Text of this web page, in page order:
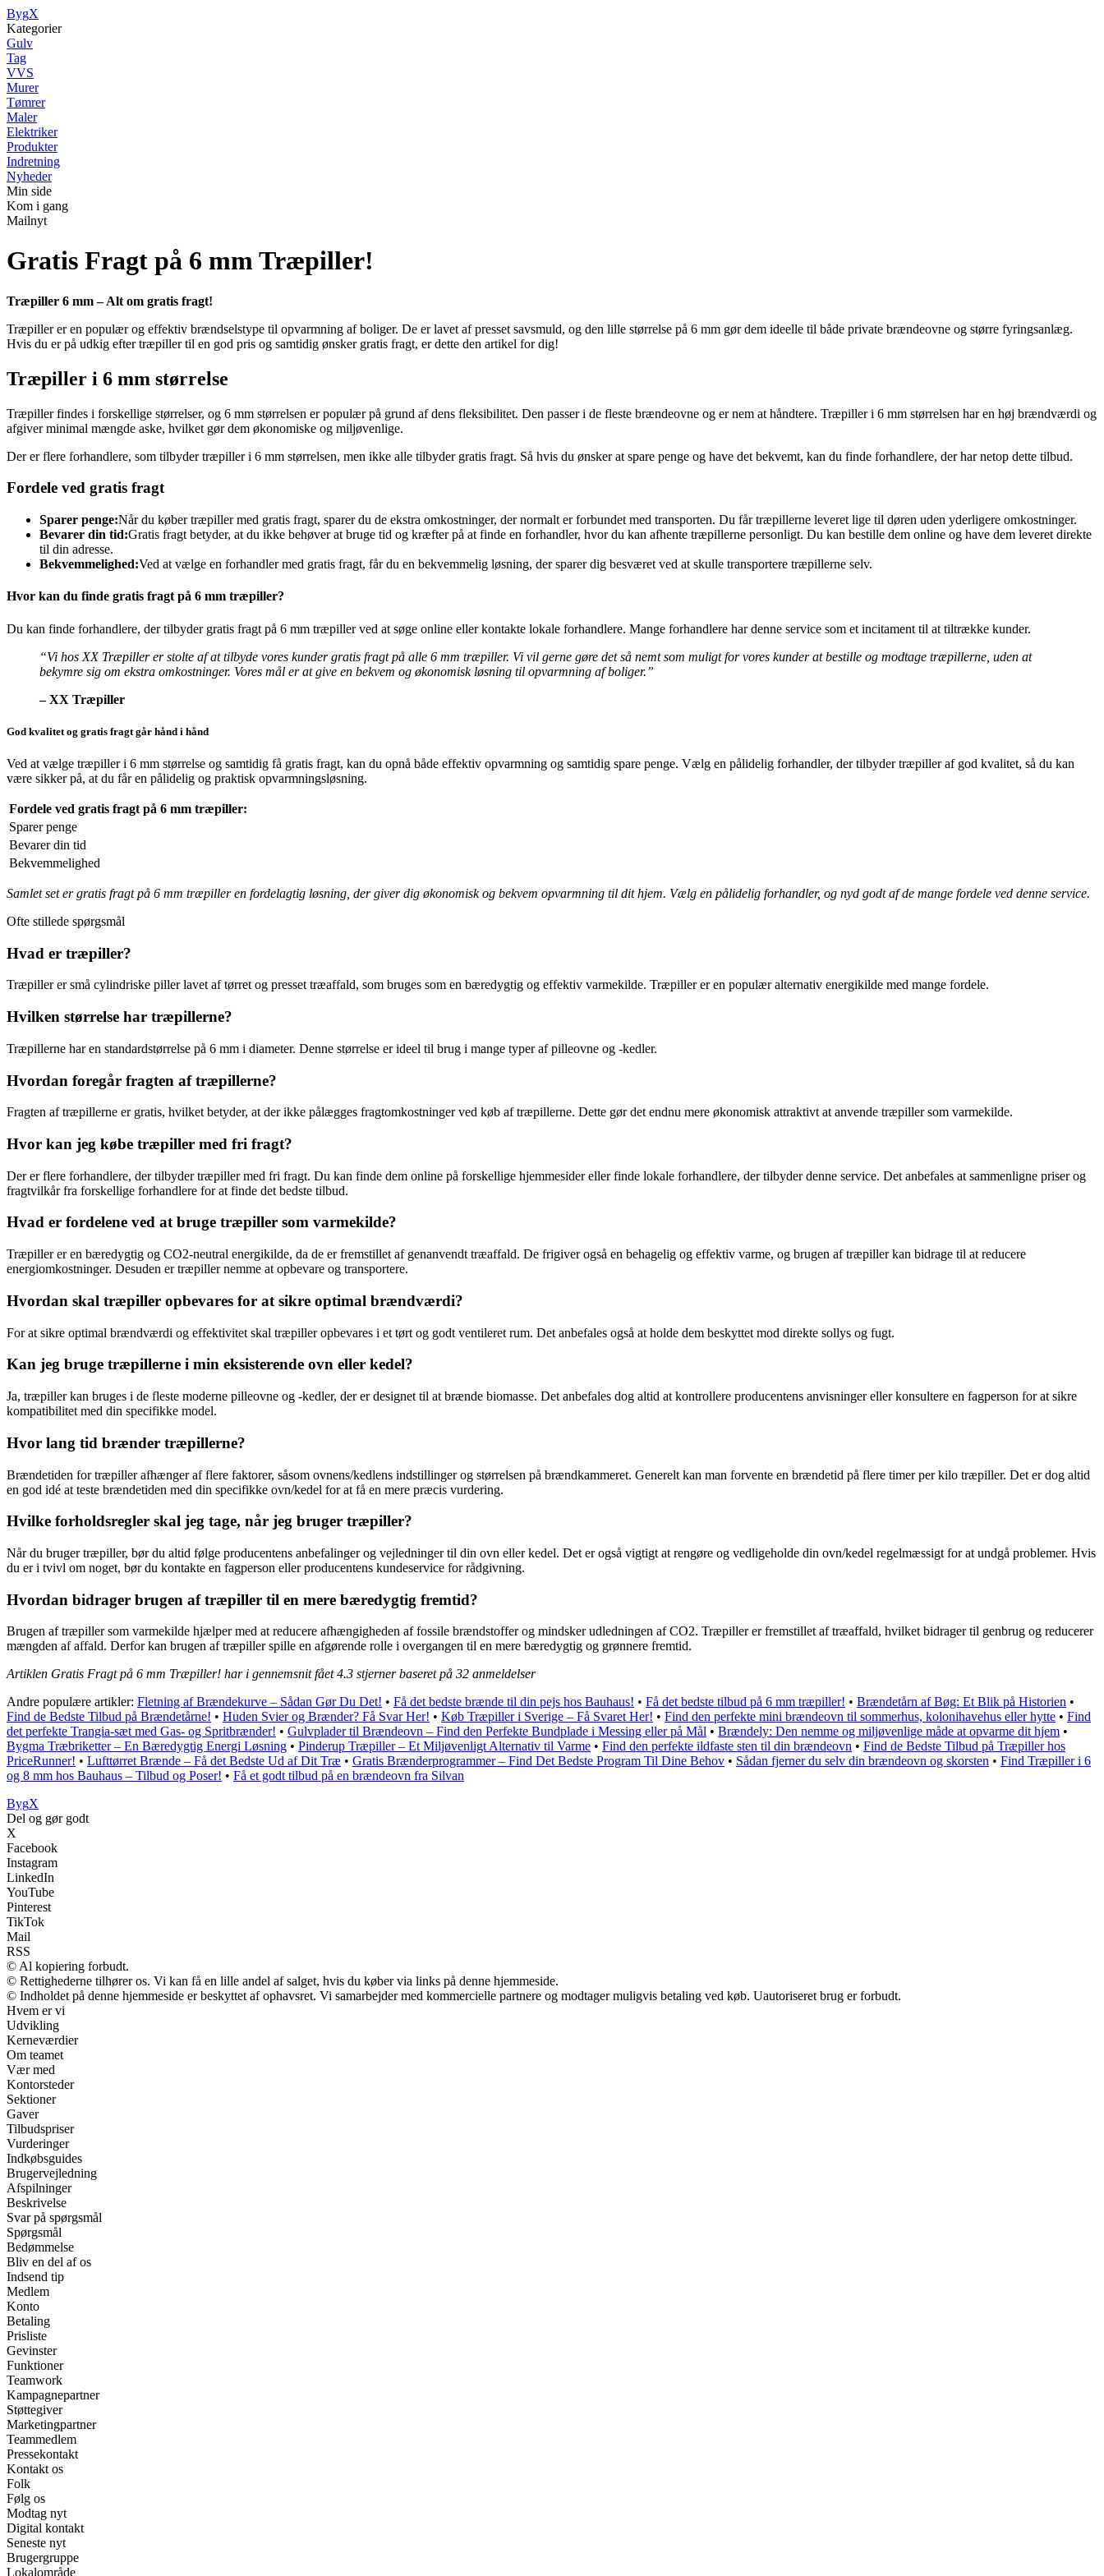
BygX
Kategorier
Gulv
Tag
VVS
Murer
Tømrer
Maler
Elektriker
Produkter
Indretning
Nyheder
Min side
Kom i gang
Mailnyt
Gratis Fragt på 6 mm Træpiller!
Træpiller 6 mm – Alt om gratis fragt!
Træpiller er en populær og effektiv brændselstype til opvarmning af boliger. De er lavet af presset savsmuld, og den lille størrelse på 6 mm gør dem ideelle til både private brændeovne og større fyringsanlæg.
Hvis du er på udkig efter træpiller til en god pris og samtidig ønsker gratis fragt, er dette den artikel for dig!
Træpiller i 6 mm størrelse
Træpiller findes i forskellige størrelser, og 6 mm størrelsen er populær på grund af dens fleksibilitet. Den passer i de fleste brændeovne og er nem at håndtere. Træpiller i 6 mm størrelsen har en høj brændværdi og
afgiver minimal mængde aske, hvilket gør dem økonomiske og miljøvenlige.
Der er flere forhandlere, som tilbyder træpiller i 6 mm størrelsen, men ikke alle tilbyder gratis fragt. Så hvis du ønsker at spare penge og have det bekvemt, kan du finde forhandlere, der har netop dette tilbud.
Fordele ved gratis fragt
Sparer penge:Når du køber træpiller med gratis fragt, sparer du de ekstra omkostninger, der normalt er forbundet med transporten. Du får træpillerne leveret lige til døren uden yderligere omkostninger.
Bevarer din tid:Gratis fragt betyder, at du ikke behøver at bruge tid og kræfter på at finde en forhandler, hvor du kan afhente træpillerne personligt. Du kan bestille dem online og have dem leveret direkte
til din adresse.
Bekvemmelighed:Ved at vælge en forhandler med gratis fragt, får du en bekvemmelig løsning, der sparer dig besværet ved at skulle transportere træpillerne selv.
Hvor kan du finde gratis fragt på 6 mm træpiller?
Du kan finde forhandlere, der tilbyder gratis fragt på 6 mm træpiller ved at søge online eller kontakte lokale forhandlere. Mange forhandlere har denne service som et incitament til at tiltrække kunder.
“Vi hos XX Træpiller er stolte af at tilbyde vores kunder gratis fragt på alle 6 mm træpiller. Vi vil gerne gøre det så nemt som muligt for vores kunder at bestille og modtage træpillerne, uden at
bekymre sig om ekstra omkostninger. Vores mål er at give en bekvem og økonomisk løsning til opvarmning af boliger.”
– XX Træpiller
God kvalitet og gratis fragt går hånd i hånd
Ved at vælge træpiller i 6 mm størrelse og samtidig få gratis fragt, kan du opnå både effektiv opvarmning og samtidig spare penge. Vælg en pålidelig forhandler, der tilbyder træpiller af god kvalitet, så du kan
være sikker på, at du får en pålidelig og praktisk opvarmningsløsning.
Fordele ved gratis fragt på 6 mm træpiller:
Sparer penge
Bevarer din tid
Bekvemmelighed
Samlet set er gratis fragt på 6 mm træpiller en fordelagtig løsning, der giver dig økonomisk og bekvem opvarmning til dit hjem. Vælg en pålidelig forhandler, og nyd godt af de mange fordele ved denne service.
Ofte stillede spørgsmål
Hvad er træpiller?
Træpiller er små cylindriske piller lavet af tørret og presset træaffald, som bruges som en bæredygtig og effektiv varmekilde. Træpiller er en populær alternativ energikilde med mange fordele.
Hvilken størrelse har træpillerne?
Træpillerne har en standardstørrelse på 6 mm i diameter. Denne størrelse er ideel til brug i mange typer af pilleovne og -kedler.
Hvordan foregår fragten af træpillerne?
Fragten af træpillerne er gratis, hvilket betyder, at der ikke pålægges fragtomkostninger ved køb af træpillerne. Dette gør det endnu mere økonomisk attraktivt at anvende træpiller som varmekilde.
Hvor kan jeg købe træpiller med fri fragt?
Der er flere forhandlere, der tilbyder træpiller med fri fragt. Du kan finde dem online på forskellige hjemmesider eller finde lokale forhandlere, der tilbyder denne service. Det anbefales at sammenligne priser og
fragtvilkår fra forskellige forhandlere for at finde det bedste tilbud.
Hvad er fordelene ved at bruge træpiller som varmekilde?
Træpiller er en bæredygtig og CO2-neutral energikilde, da de er fremstillet af genanvendt træaffald. De frigiver også en behagelig og effektiv varme, og brugen af træpiller kan bidrage til at reducere
energiomkostninger. Desuden er træpiller nemme at opbevare og transportere.
Hvordan skal træpiller opbevares for at sikre optimal brændværdi?
For at sikre optimal brændværdi og effektivitet skal træpiller opbevares i et tørt og godt ventileret rum. Det anbefales også at holde dem beskyttet mod direkte sollys og fugt.
Kan jeg bruge træpillerne i min eksisterende ovn eller kedel?
Ja, træpiller kan bruges i de fleste moderne pilleovne og -kedler, der er designet til at brænde biomasse. Det anbefales dog altid at kontrollere producentens anvisninger eller konsultere en fagperson for at sikre
kompatibilitet med din specifikke model.
Hvor lang tid brænder træpillerne?
Brændetiden for træpiller afhænger af flere faktorer, såsom ovnens/kedlens indstillinger og størrelsen på brændkammeret. Generelt kan man forvente en brændetid på flere timer per kilo træpiller. Det er dog altid
en god idé at teste brændetiden med din specifikke ovn/kedel for at få en mere præcis vurdering.
Hvilke forholdsregler skal jeg tage, når jeg bruger træpiller?
Når du bruger træpiller, bør du altid følge producentens anbefalinger og vejledninger til din ovn eller kedel. Det er også vigtigt at rengøre og vedligeholde din ovn/kedel regelmæssigt for at undgå problemer. Hvis
du er i tvivl om noget, bør du kontakte en fagperson eller producentens kundeservice for rådgivning.
Hvordan bidrager brugen af træpiller til en mere bæredygtig fremtid?
Brugen af træpiller som varmekilde hjælper med at reducere afhængigheden af fossile brændstoffer og mindsker udledningen af CO2. Træpiller er fremstillet af træaffald, hvilket bidrager til genbrug og reducerer
mængden af affald. Derfor kan brugen af træpiller spille en afgørende rolle i overgangen til en mere bæredygtig og grønnere fremtid.
Artiklen Gratis Fragt på 6 mm Træpiller! har i gennemsnit fået4.3 stjerner baseret på 32 anmeldelser
Andre populære artikler: Fletning af Brændekurve – Sådan Gør Du Det! • Få det bedste brænde til din pejs hos Bauhaus! • Få det bedste tilbud på 6 mm træpiller! • Brændetårn af Bøg: Et Blik på Historien •
Find de Bedste Tilbud på Brændetårne! • Huden Svier og Brænder? Få Svar Her! • Køb Træpiller i Sverige – Få Svaret Her! • Find den perfekte mini brændeovn til sommerhus, kolonihavehus eller hytte • Find
det perfekte Trangia-sæt med Gas- og Spritbrænder! • Gulvplader til Brændeovn – Find den Perfekte Bundplade i Messing eller på Mål • Brændely: Den nemme og miljøvenlige måde at opvarme dit hjem •
Bygma Træbriketter – En Bæredygtig Energi Løsning • Pinderup Træpiller – Et Miljøvenligt Alternativ til Varme • Find den perfekte ildfaste sten til din brændeovn • Find de Bedste Tilbud på Træpiller hos
PriceRunner! • Lufttørret Brænde – Få det Bedste Ud af Dit Træ • Gratis Brænderprogrammer – Find Det Bedste Program Til Dine Behov • Sådan fjerner du selv din brændeovn og skorsten • Find Træpiller i 6
og 8 mm hos Bauhaus – Tilbud og Poser! • Få et godt tilbud på en brændeovn fra Silvan
BygX
Del og gør godt
X
Facebook
Instagram
LinkedIn
YouTube
Pinterest
TikTok
Mail
RSS
© Al kopiering forbudt.
© Rettighederne tilhører os. Vi kan få en lille andel af salget, hvis du køber via links på denne hjemmeside.
© Indholdet på denne hjemmeside er beskyttet af ophavsret. Vi samarbejder med kommercielle partnere og modtager muligvis betaling ved køb. Uautoriseret brug er forbudt.
Hvem er vi
Udvikling
Kerneværdier
Om teamet
Vær med
Kontorsteder
Sektioner
Gaver
Tilbudspriser
Vurderinger
Indkøbsguides
Brugervejledning
Afspilninger
Beskrivelse
Svar på spørgsmål
Spørgsmål
Bedømmelse
Bliv en del af os
Indsend tip
Medlem
Konto
Betaling
Prisliste
Gevinster
Funktioner
Teamwork
Kampagnepartner
Støttegiver
Marketingpartner
Teammedlem
Pressekontakt
Kontakt os
Folk
Følg os
Modtag nyt
Digital kontakt
Seneste nyt
Brugergruppe
Lokalområde